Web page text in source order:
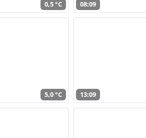
0,5 °C 08:09
5,0 °C 13:09